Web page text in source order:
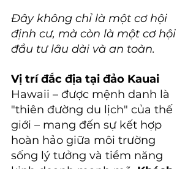
Đây không chỉ là một cơ hội
định cư, mà còn là một cơ hội
đầu tư lâu dài và an toàn.
Vị trí đắc địa tại đảo Kauai
Hawaii – được mệnh danh là
"thiên đường du lịch" của thế
giới – mang đến sự kết hợp
hoàn hảo giữa môi trường
sống lý tưởng và tiềm năng